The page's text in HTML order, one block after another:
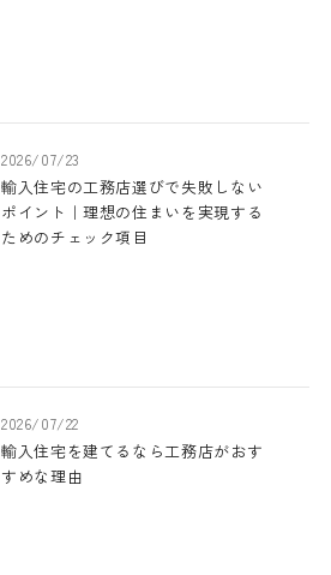
2026/07/23
輸入住宅の工務店選びで失敗しない
ポイント｜理想の住まいを実現する
ためのチェック項目
2026/07/22
輸入住宅を建てるなら工務店がおす
すめな理由